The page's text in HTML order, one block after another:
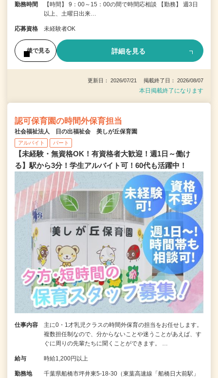
勤務時間
【時間】 9：00～15：00の間で時間応相談 【勤務】 週3日
以上、土曜日出来…
応募資格 未経験者OK
後で見る 詳細を見る
更新日： 2026/07/21 掲載終了日： 2026/08/07
本日掲載終了になります
認可保育園の時間外保育担当
社会福祉法人 日の出福祉会 美しが丘保育園
アルバイト パート
【未経験・無資格OK！有資格者大歓迎！週1日～働け
る】駅から3分！学生アルバイト可！60代も活躍中！
仕事内容
主に0・1才乳児クラスの時間外保育の担当をお任せします。
複数担任制なので、分からないことや迷うことがあえば、す
ぐに周りの先輩たちに聞くことができます。 …
給与 時給1,200円以上
勤務地
千葉県船橋市坪井東5-18-30（東葉高速線「船橋日大前駅」